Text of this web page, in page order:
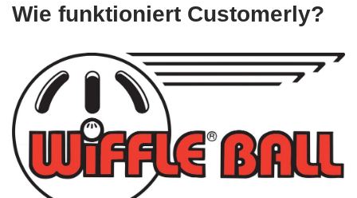
Wie funktioniert Customerly?